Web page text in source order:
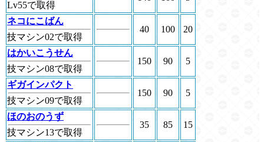
Lv55で取得
ネコにこばん
技マシン02で取得
40 100 20
はかいこうせん
技マシン08で取得
150 90 5
ギガインパクト
技マシン09で取得
150 90 5
ほのおのうず
技マシン13で取得
35 85 15